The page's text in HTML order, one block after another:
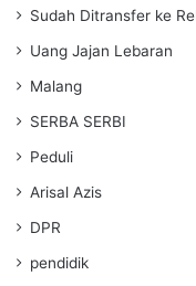
Sudah Ditransfer ke
Uang Jajan Lebaran
Malang
SERBA SERBI
Peduli
Arisal Azis
DPR
pendidik